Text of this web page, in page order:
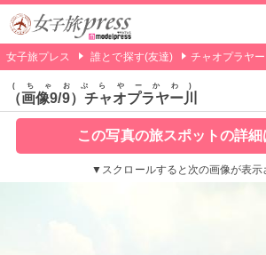
女子旅プレス 誰とで探す(友達) チャオプラヤー
（画像9/9）チャオプラヤー川
ちゃおぷらやーかわ
この写真の旅スポットの詳細
▼スクロールすると次の画像が表示